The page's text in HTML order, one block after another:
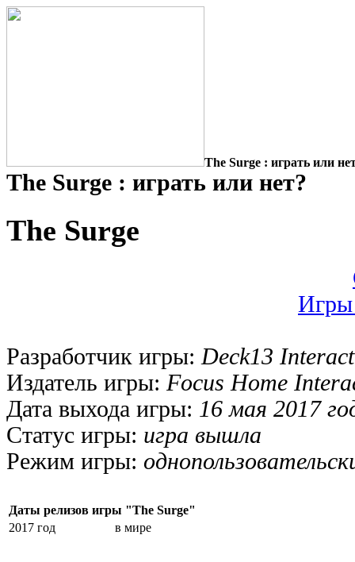
The Surge : играть или
The Surge : играть или нет?
The Surge
Игры
Разработчик игры: Deck13
Издатель игры: Focus Home
Дата выхода игры: 16 мая 2017
Статус игры: игра вышла
Режим игры:
Даты релизов игры "The Surge"
2017 год
в мире